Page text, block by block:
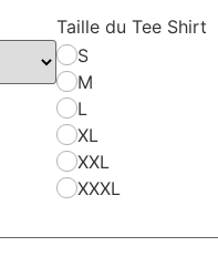
Taille du Tee Shirt
S
M
L
XL
XXL
XXXL